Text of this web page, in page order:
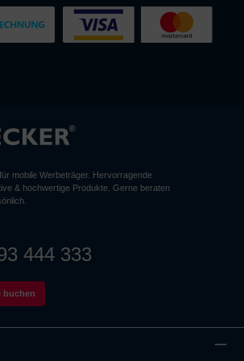
mobile Werbeträger. Hervorragende
& hochwertige Produkte. Gerne beraten
444 333
buchen